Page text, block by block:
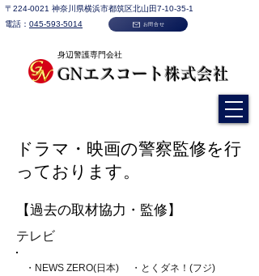
身辺警護専門会社
GNエスコート株式会社​
〒224-0021​ 神奈川県横浜市都筑区北山田7-10-35-1
電話： 045-593-5014 お問合せ
ドラマ・映画の警察監修を行
っております。​
​【過去の取材協力・監修】
​テレビ
​・NEWS ZERO(日本)
​・とくダネ！(フジ)